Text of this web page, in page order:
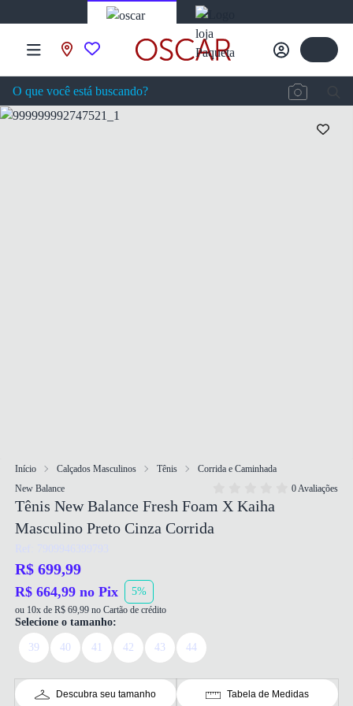
Início Calçados Masculinos Tênis
Corrida e Caminhada
New Balance
0 Avaliações
Tênis New Balance Fresh Foam X Kaiha
Masculino Preto Cinza Corrida
Ref: 7909946399793
R$ 699,99
R$ 664,99 no Pix 5%
ou 10x de R$ 69,99 no Cartão de crédito
Selecione o tamanho:
39 40 41 42 43 44
Descubra seu tamanho Tabela de Medidas